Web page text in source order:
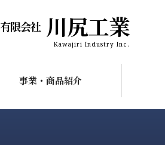
有限会社 川尻工業
Kawajiri Industry Inc.
事業・商品紹介